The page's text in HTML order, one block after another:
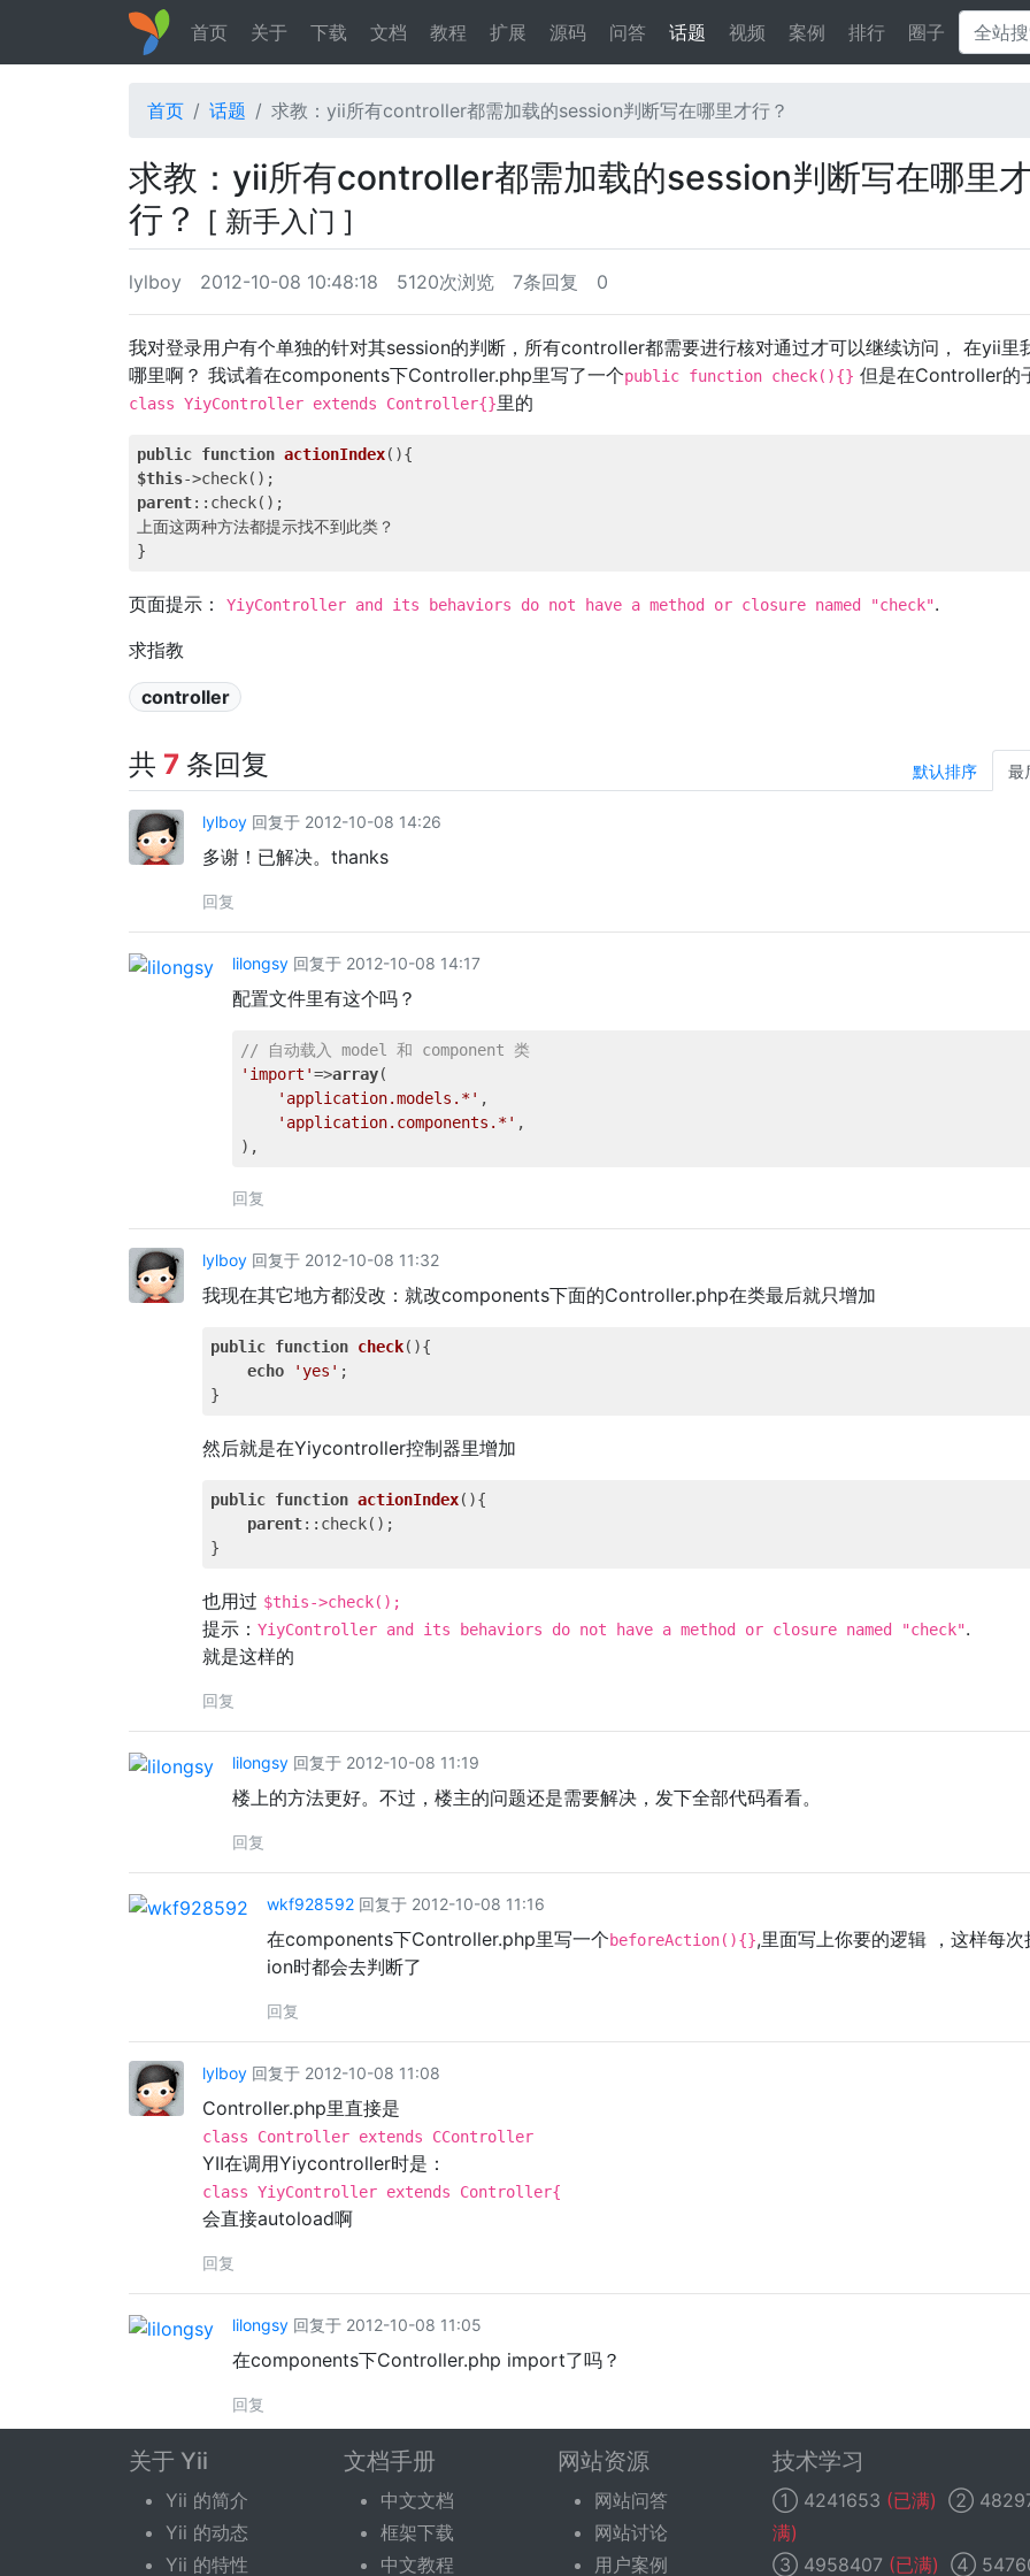
首页 关于 下载 文档 教程 扩展 源码 问答 话题 视频 案例 排行 圈子
首页 话题 求教：yii所有controller都需加载的session判断写在哪里才行？
求教：yii所有controller都需加载的session判断写在哪里
行？
[ 新手入门 ]
lylboy 2012-10-08 10:48:18 5120次浏览 7条回复 0
我对登录用户有个单独的针对其session的判断，所有controller都需要进行核对通过才可以继续访问， 在yii里
哪里啊？ 我试着在components下Controller.php里写了一个public function check(){} 但是在Controller的
class YiyController extends Controller{}里的
public function actionIndex()
$this
parent::check();
上面这两种方法都提示找不到此类？
页面提示： YiyController and its behaviors do not have a method or closure named "check".
求指教
controller
共 7 条回复 默认排序 最
lylboy 回复于 2012-10-08 14:26
多谢！已解决。thanks
回复
lilongsy 回复于 2012-10-08 14:17
配置文件里有这个吗？
// 自动载入 model 和 component 类
'import'=>array(
'application.models.*' ,
'application.components.*' ,
回复
lylboy 回复于 2012-10-08 11:32
我现在其它地方都没改：就改components下面的Controller.php在类最后就只增加
public function check(){
echo
'yes' ;
然后就是在Yiycontroller控制器里增加
public function actionIndex(){
parent::check();
也用过 $this->check();
提示： YiyController and its behaviors do not have a method or closure named "check".
就是这样的
回复
lilongsy 回复于 2012-10-08 11:19
楼上的方法更好。不过，楼主的问题还是需要解决，发下全部代码看看。
回复
wkf928592 回复于 2012-10-08 11:16
在components下Controller.php里写一个beforeAction(){},里面写上你要的逻辑 ，这样每
ion时都会去判断了
回复
lylboy 回复于 2012-10-08 11:08
Controller.php里直接是
class Controller extends CController
YII在调用Yiycontroller时是：
class YiyController extends Controller{
会直接autoload啊
回复
lilongsy 回复于 2012-10-08 11:05
在components下Controller.php import了吗？
回复
回复话题
您需要登录后才可以回复。 登录| 立即注册
关于 Yii
Yii 的简介
Yii 的动态
Yii 的特性
文档手册
中文文档
框架下载
中文教程
网站资源
网站问答
网站讨论
用户案例
技术学习
① 4241653 (已满) ②
满)
③ 4958407 (已满) ④